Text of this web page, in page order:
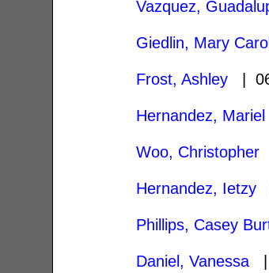
Vazquez,
Giedlin, Mary Carol
Frost, Ashley |
Hernandez, Mariel
Woo, Christopher
Hernandez, Ietzy
Phillips, Casey
Daniel, Vanessa |